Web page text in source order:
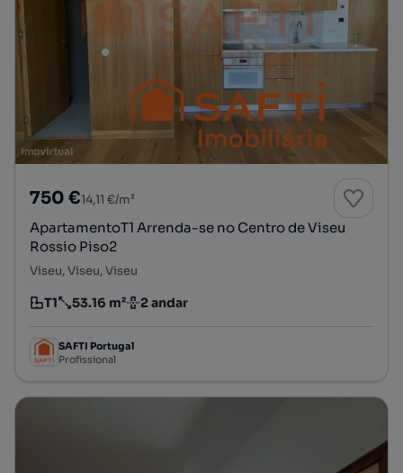
750 €14,11 €/m²
ApartamentoT1 Arrenda-se no Centro de Viseu
Rossio Piso2
Viseu, Viseu, Viseu
Tipologia
T1
Preço por metro quadrado
53.16 m²
Andar 2 andar
SAFTI Portugal
Profissional